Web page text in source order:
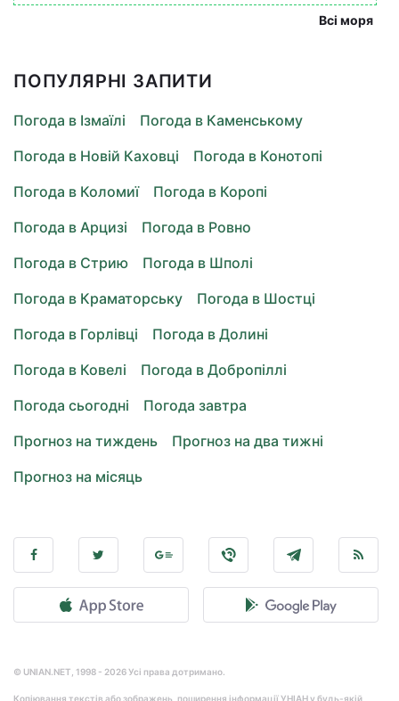
Всі моря
ПОПУЛЯРНІ ЗАПИТИ
Погода в Ізмаїлі
Погода в Каменському
Погода в Новій Каховці
Погода в Конотопі
Погода в Коломиї
Погода в Коропі
Погода в Арцизі
Погода в Ровно
Погода в Стрию
Погода в Шполі
Погода в Краматорську
Погода в Шостці
Погода в Горлівці
Погода в Долині
Погода в Ковелі
Погода в Добропіллі
Погода сьогодні
Погода завтра
Прогноз на тиждень
Прогноз на два тижні
Прогноз на місяць
© UNIAN.NET, 1998 - 2026 Усі права дотримано.
Копіювання текстів або зображень, поширення інформації УНІАН у будь-якій